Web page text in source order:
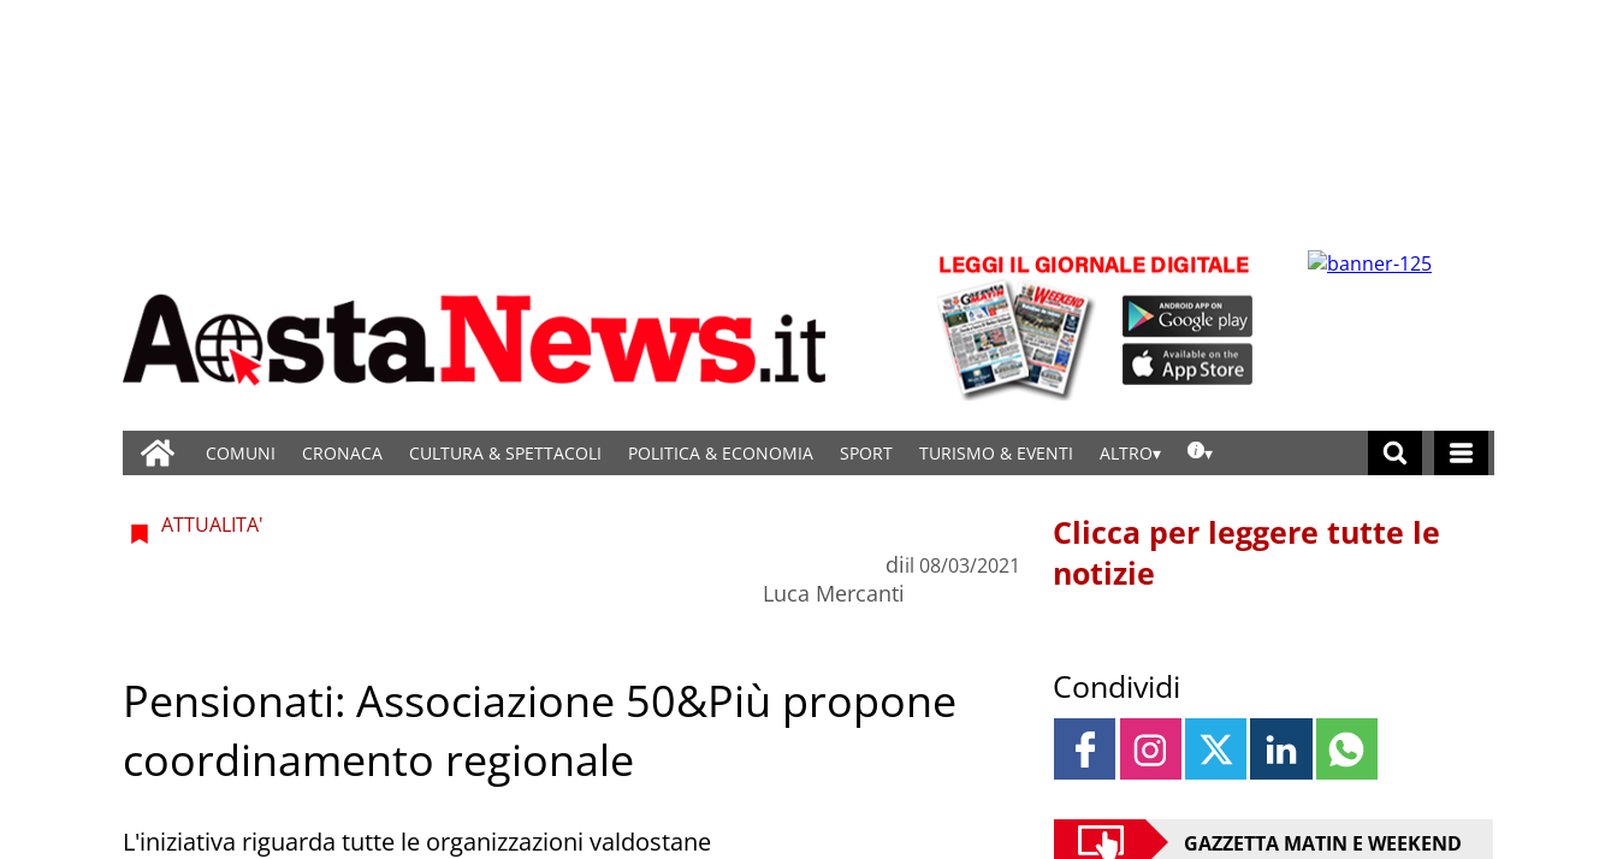
COMUNI CRONACA CULTURA & SPETTACOLI POLITICA & ECONOMIA SPORT TURISMO & EVENTI ALTRO
ATTUALITA'
di
Luca Mercanti
il 08/03/2021
Pensionati: Associazione 50&Più propone
coordinamento regionale
L'iniziativa riguarda tutte le organizzazioni valdostane
Clicca per leggere tutte le
notizie
Condividi
GAZZETTA MATIN E WEEKEND